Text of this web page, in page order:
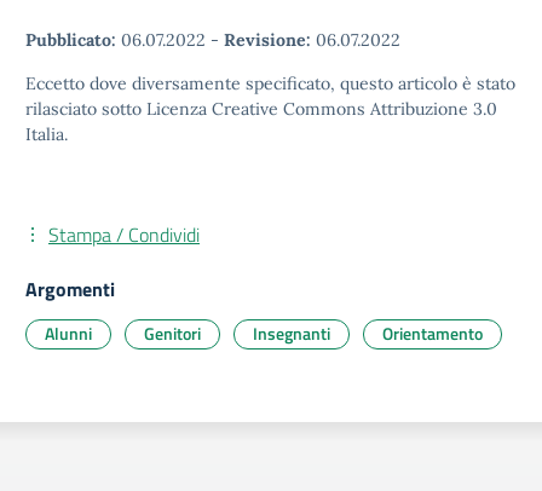
Pubblicato: 06.07.2022 - Revisione: 06.07.2022
Eccetto dove diversamente specificato, questo articolo è stato
rilasciato sotto Licenza Creative Commons Attribuzione 3.0
Italia.
Stampa / Condividi
Argomenti
Alunni Genitori Insegnanti Orientamento